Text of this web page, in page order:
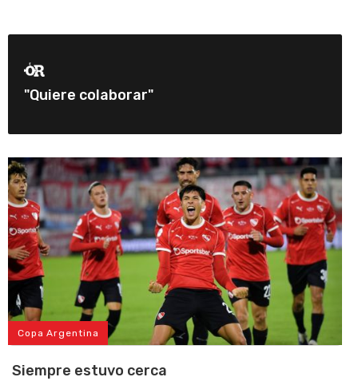
"Quiere colaborar"
Copa Argentina
Siempre estuvo cerca